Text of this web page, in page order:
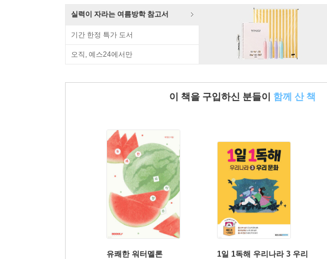
실력이 자라는 여름방학 참고서
기간 한정 특가 도서
오직, 예스24에서만
이 책을 구입하신 분들이 함께 산 책
유쾌한 워터멜론
1일 1독해 우리나라 3 우리